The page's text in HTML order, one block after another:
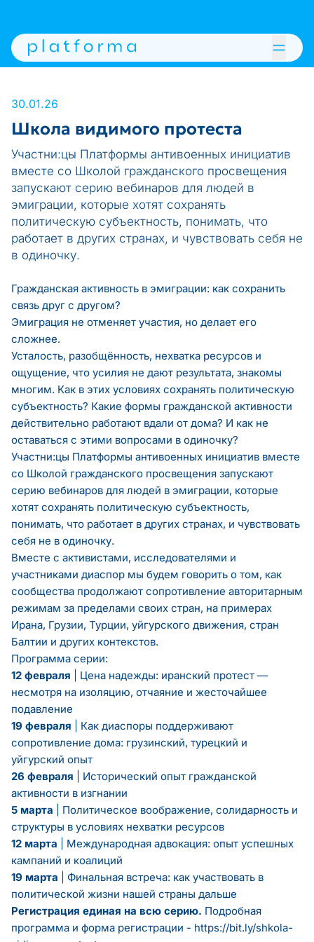
30.01.26
Школа видимого протеста
Участни:цы Платформы антивоенных инициатив
вместе со Школой гражданского просвещения
запускают серию вебинаров для людей в
эмиграции, которые хотят сохранять
политическую субъектность, понимать, что
работает в других странах, и чувствовать себя не
в одиночку.
Гражданская активность в эмиграции: как сохранить
связь друг с другом?
Эмиграция не отменяет участия, но делает его
сложнее.
Усталость, разобщённость, нехватка ресурсов и
ощущение, что усилия не дают результата, знакомы
многим. Как в этих условиях сохранять политическую
субъектность? Какие формы гражданской активности
действительно работают вдали от дома? И как не
оставаться с этими вопросами в одиночку?
Участни:цы Платформы антивоенных инициатив вместе
со Школой гражданского просвещения запускают
серию вебинаров для людей в эмиграции, которые
хотят сохранять политическую субъектность,
понимать, что работает в других странах, и чувствовать
себя не в одиночку.
Вместе с активистами, исследователями и
участниками диаспор мы будем говорить о том, как
сообщества продолжают сопротивление авторитарным
режимам за пределами своих стран, на примерах
Ирана, Грузии, Турции, уйгурского движения, стран
Балтии и других контекстов.
Программа серии:
12 февраля | Цена надежды: иранский протест —
несмотря на изоляцию, отчаяние и жесточайшее
подавление
19 февраля | Как диаспоры поддерживают
сопротивление дома: грузинский, турецкий и
уйгурский опыт
26 февраля | Исторический опыт гражданской
активности в изгнании
5 марта | Политическое воображение, солидарность и
структуры в условиях нехватки ресурсов
12 марта | Международная адвокация: опыт успешных
кампаний и коалиций
19 марта | Финальная встреча: как участвовать в
политической жизни нашей страны дальше
Регистрация единая на всю серию. Подробная
программа и форма регистрации - https://bit.ly/shkola-